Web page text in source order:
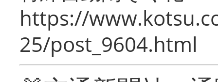
https://
25/post_9604.html